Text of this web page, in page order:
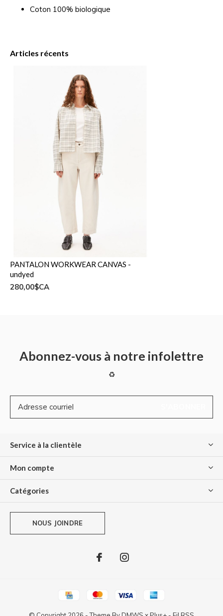
Coton 100% biologique
Articles récents
PANTALON WORKWEAR CANVAS -
undyed
280,00$CA
Abonnez-vous à notre infolettre
♻
Service à la clientèle
Mon compte
Catégories
NOUS JOINDRE